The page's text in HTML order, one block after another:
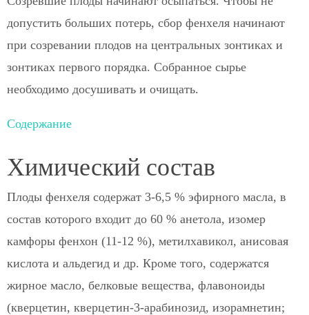
допустить больших потерь, сбор фенхеля начинают
при созревании плодов на центральных зонтиках и
зонтиках первого порядка. Собранное сырье
необходимо досушивать и очищать.
Содержание
Химический состав
Плоды фенхеля содержат 3-6,5 % эфирного масла, в
состав которого входит до 60 % анетола, изомер
камфоры фенхон (11-12 %), метилхавикол, анисовая
кислота и альдегид и др. Кроме того, содержатся
жирное масло, белковые вещества, флавоноиды
(кверцетин, кверцетин-3-арабинозид, изорамнетин;